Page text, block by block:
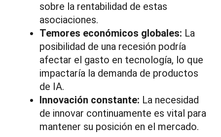
sobre la rentabilidad de estas
asociaciones.
Temores económicos globales: La
posibilidad de una recesión podría
afectar el gasto en tecnología, lo que
impactaría la demanda de productos
de IA.
Innovación constante: La necesidad
de innovar continuamente es vital para
mantener su posición en el mercado.